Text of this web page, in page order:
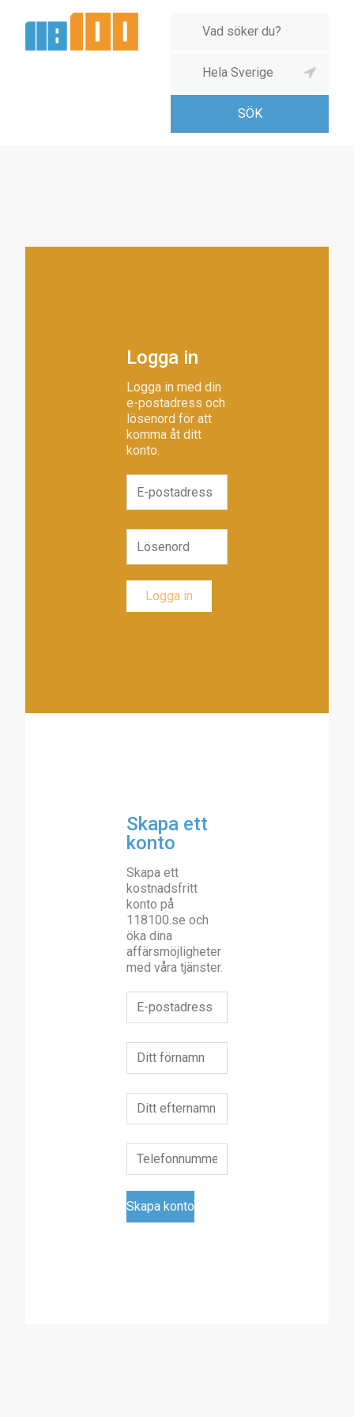
Logga in
Logga in med din
e-postadress och
lösenord för att
komma åt ditt
konto.
Skapa ett
konto
Skapa ett
kostnadsfritt
konto på
118100.se och
öka dina
affärsmöjligheter
med våra tjänster.